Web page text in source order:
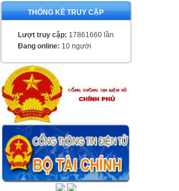
THỐNG KÊ TRUY CẬP
Lượt truy cập: 17861660 lần
Đang online: 10 người